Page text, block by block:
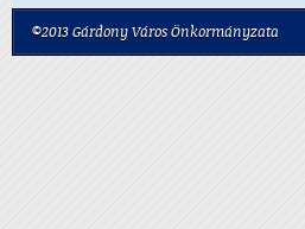
©2013 Gárdony Város Önkormányzata